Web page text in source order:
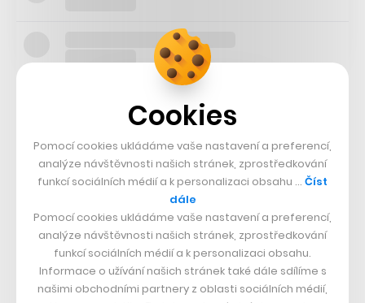
V příštím roce má navíc přibýt také možnost objednání
zboží minimálně do stovky výdejních samoobslužných
boxů. Ty obecně získávají na stále větší popularitě a
buduje je Alza, Mall čiRohlik.cza nedávno se
přidala
online lékárna Pilulka
Cookies
Pomocí cookies ukládáme vaše nastavení a preferencí,
analýze návštěvnosti našich stránek, zprostředkování
funkcí sociálních médií a k personalizaci obsahu … Číst
dále
Pomocí cookies ukládáme vaše nastavení a preferencí,
analýze návštěvnosti našich stránek, zprostředkování
funkcí sociálních médií a k personalizaci obsahu.
Informace o užívání našich stránek také dále sdílíme s
našimi obchodními partnery z oblasti sociálních médií,